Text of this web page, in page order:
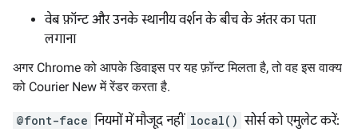
वेब फ़ॉन्ट और उनके स्थानीय वर्शन के बीच के अंतर का पता
लगाना
अगर Chrome को आपके डिवाइस पर यह फ़ॉन्ट मिलता है, तो वह इस वाक्य
को Courier New में रेंडर करता है.
@font-face नियमों में मौजूद नहीं local() सोर्स को एमुलेट करें: